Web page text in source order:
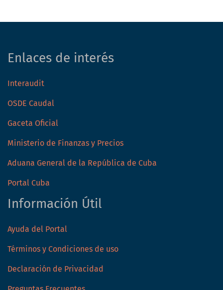
Enlaces de interés
Interaudit
OSDE Caudal
Gaceta Oficial
Ministerio de Finanzas y Precios
Aduana General de la República de Cuba
Portal Cuba
Información Útil
Ayuda del Portal
Términos y Condiciones de uso
Declaración de Privacidad